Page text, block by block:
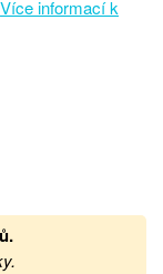
Více informací k
.